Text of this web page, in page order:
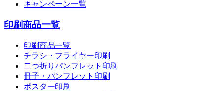
キャンペーン一覧
印刷商品一覧
印刷商品一覧
チラシ・フライヤー印刷
二つ折りパンフレット印刷
冊子・パンフレット印刷
ポスター印刷